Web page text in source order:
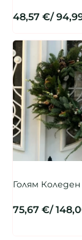
48,57 €/
Голям
75,67 €/